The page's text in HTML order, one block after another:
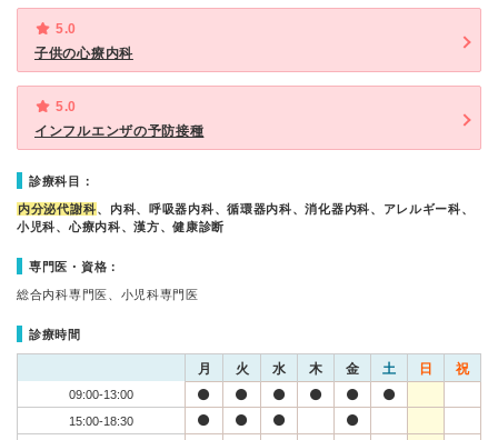
5.0
子供の心療内科
5.0
インフルエンザの予防接種
診療科目：
内分泌代謝科、内科、呼吸器内科、循環器内科、消化器内科、アレルギー科、
小児科、心療内科、漢方、健康診断
専門医・資格：
総合内科専門医、小児科専門医
診療時間
月 火 水 木 金 土 日 祝
09:00-13:00
15:00-18:30